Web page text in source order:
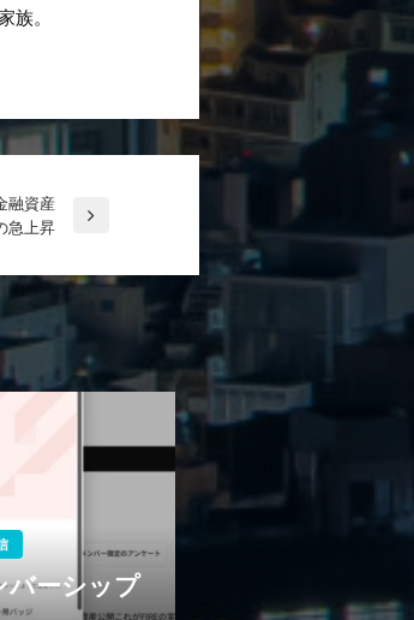
族。
融資産
急上昇
バーシップ